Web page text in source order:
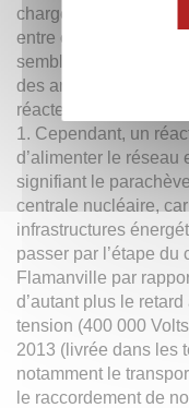
chargement en
entre chargement et
semble tout à fait
des années 1980,
réacteurs comme
1. Cependant, un
d’alimenter le réseau
signifiant le
centrale nucléaire,
infrastructures
passer par l’étape
Flamanville par
d’autant plus le
tension (400 000
2013 (livrée dans les
notamment le
le raccordement de